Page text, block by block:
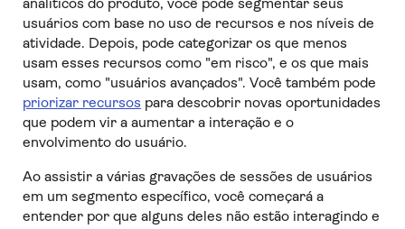
usuários com base no uso de recursos e nos níveis de
atividade. Depois, pode categorizar os que menos
usam esses recursos como "em risco", e os que mais
usam, como "usuários avançados". Você também pode
priorizar recursos para descobrir novas oportunidades
que podem vir a aumentar a interação e o
envolvimento do usuário.
Ao assistir a várias gravações de sessões de usuários
em um segmento específico, você começará a
entender por que alguns deles não estão interagindo e